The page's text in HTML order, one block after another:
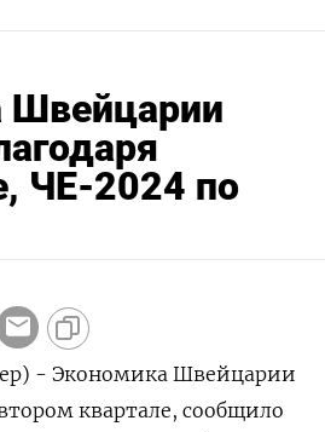
Швейцарии
ЧЕ-2024 по
- Экономика Швейцарии
квартале, сообщило